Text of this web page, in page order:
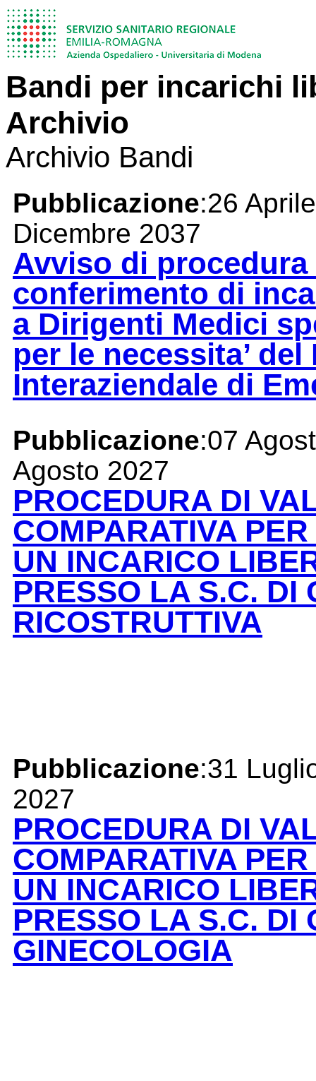
Bandi per incarichi
Archivio
Archivio Bandi
Pubblicazione:26
Dicembre 2037
Avviso di procedura
conferimento di
a Dirigenti Medici
per le necessita’
Interaziendale di
Pubblicazione:07
Agosto 2027
PROCEDURA DI
COMPARATIVA
UN INCARICO
PRESSO LA S.C. DI
RICOSTRUTTIVA
Pubblicazione:31
2027
PROCEDURA DI
COMPARATIVA
UN INCARICO
PRESSO LA S.C. DI
GINECOLOGIA